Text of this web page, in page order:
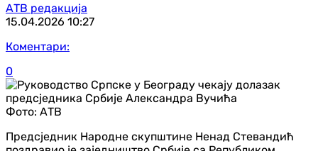
АТВ редакција
15.04.2026 10:27
Коментари:
0
Фото: АТВ
Предсједник Народне скупштине Ненад Стевандић